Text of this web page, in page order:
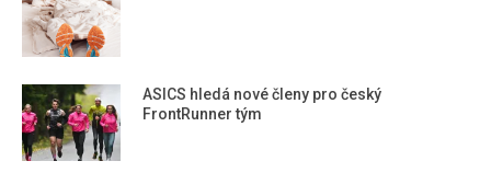
ASICS hledá nové členy pro český
FrontRunner tým